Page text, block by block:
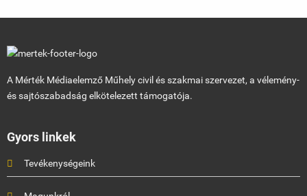
A Mérték Médiaelemző Műhely civil és szakmai szervezet, a vélemény-
és sajtószabadság elkötelezett támogatója.
Gyors linkek
Tevékenységeink